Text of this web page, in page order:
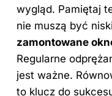
wygląd. Pamiętaj
nie muszą być
zamontowane
Regularne
jest ważne.
to klucz do